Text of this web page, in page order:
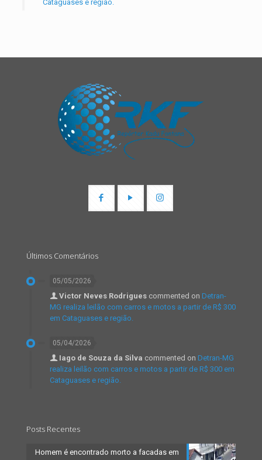
Cataguases e região.
Últimos Comentários
05/05/2026
Victor Neves Rodrigues commented on Detran-
MG realiza leilão com carros e motos a partir de R$ 300
em Cataguases e região.
05/04/2026
Iago de Souza da Silva commented on Detran-MG
realiza leilão com carros e motos a partir de R$ 300 em
Cataguases e região.
Posts Recentes
Homem é encontrado morto a facadas em